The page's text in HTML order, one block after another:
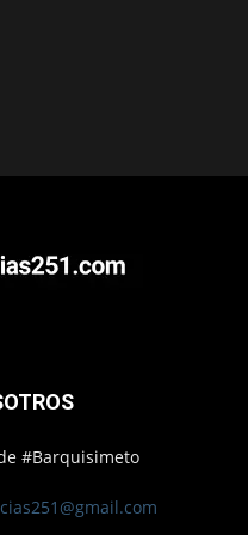
#Barquisimeto